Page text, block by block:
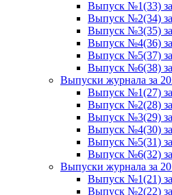
Выпуск №1(33) за
Выпуск №2(34) за
Выпуск №3(35)
Выпуск №4(36) за
Выпуск №5(37) за
Выпуск №6(38) за
Выпуски журнала за
Выпуск №1(27) за
Выпуск №2(28)
Выпуск №3(29)
Выпуск №4(30)
Выпуск №5(31) за
Выпуск №6(32) за
Выпуски журнала за
Выпуск №1(21) за
Выпуск №2(22)